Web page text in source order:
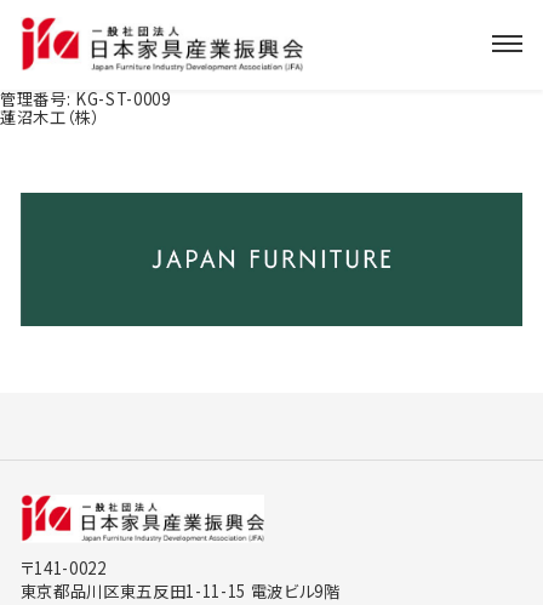
管理番号: KG-ST-0009
蓮沼木工（株）
〒141-0022
東京都品川区東五反田1-11-15 電波ビル9階